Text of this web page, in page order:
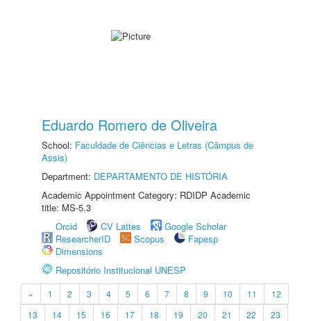
Eduardo Romero de Oliveira
School: Faculdade de Ciências e Letras (Câmpus de
Assis)
Department: DEPARTAMENTO DE HISTÓRIA
Academic Appointment Category: RDIDP Academic
title: MS-5.3
Orcid
CV Lattes
Google Scholar
ResearcherID
Scopus
Fapesp
Dimensions
Repositório Institucional UNESP
« 1 2 3 4 5 6 7 8 9 10 11
12
13
14 15 16 17 18 19 20 21 22
23